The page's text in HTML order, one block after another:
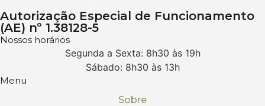
Autorização Especial de Funcionamento
(AE) nº 1.38128-5
Nossos horários
Segunda a Sexta: 8h30 às 19h
Sábado: 8h30 às 13h
Menu
Sobre